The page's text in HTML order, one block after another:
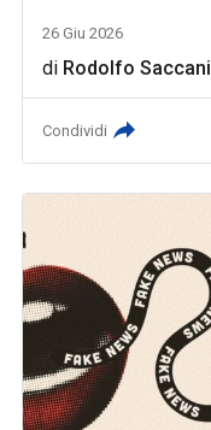
26 Giu 2026
di Rodolfo Saccani
Condividi